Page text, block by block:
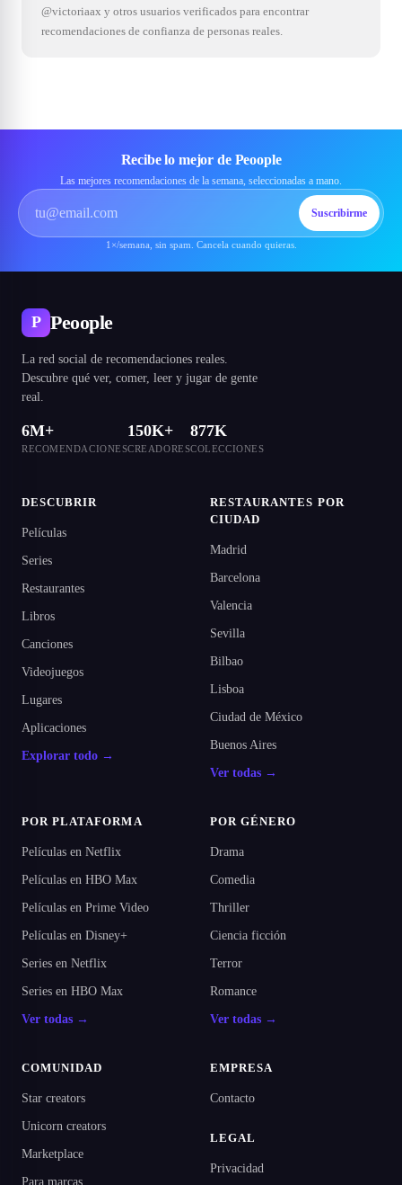
@victoriaax y otros usuarios verificados para encontrar
recomendaciones de confianza de personas reales.
Recibe lo mejor de Peoople
Las mejores recomendaciones de la semana, seleccionadas a mano.
Suscribirme
1×/semana, sin spam. Cancela cuando quieras.
P Peoople
La red social de recomendaciones reales.
Descubre qué ver, comer, leer y jugar de gente
real.
6M+
RECOMENDACIONES
150K+
CREADORES
877K
COLECCIONES
DESCUBRIR
Películas
Series
Restaurantes
Libros
Canciones
Videojuegos
Lugares
Aplicaciones
Explorar todo →
RESTAURANTES POR
CIUDAD
Madrid
Barcelona
Valencia
Sevilla
Bilbao
Lisboa
Ciudad de México
Buenos Aires
Ver todas →
POR PLATAFORMA
Películas en Netflix
Películas en HBO Max
Películas en Prime Video
Películas en Disney+
Series en Netflix
Series en HBO Max
Ver todas →
POR GÉNERO
Drama
Comedia
Thriller
Ciencia ficción
Terror
Romance
Ver todas →
COMUNIDAD
Star creators
Unicorn creators
Marketplace
Para marcas
EMPRESA
Contacto
LEGAL
Privacidad